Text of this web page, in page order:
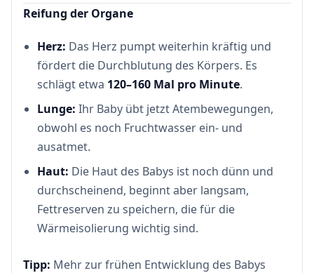
Reifung der Organe
Herz: Das Herz pumpt weiterhin kräftig und
fördert die Durchblutung des Körpers. Es
schlägt etwa 120–160 Mal pro Minute.
Lunge: Ihr Baby übt jetzt Atembewegungen,
obwohl es noch Fruchtwasser ein- und
ausatmet.
Haut: Die Haut des Babys ist noch dünn und
durchscheinend, beginnt aber langsam,
Fettreserven zu speichern, die für die
Wärmeisolierung wichtig sind.
Tipp: Mehr zur frühen Entwicklung des Babys